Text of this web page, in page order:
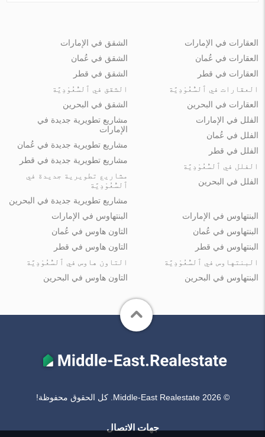
العقارات في الإمارات
العقارات في عُمان
العقارات في قطر
العقارات في ٱلسُّعُوْدِيَّة
العقارات في البحرين
الشقق في الإمارات
الشقق في عُمان
الشقق في قطر
الشقق في ٱلسُّعُوْدِيَّة
الشقق في البحرين
الفلل في الإمارات
الفلل في عُمان
الفلل في قطر
الفلل في ٱلسُّعُوْدِيَّة
الفلل في البحرين
مشاريع تطويرية جديدة في
الإمارات
مشاريع تطويرية جديدة في عُمان
مشاريع تطويرية جديدة في قطر
مشاريع تطويرية جديدة في
ٱلسُّعُوْدِيَّة
مشاريع تطويرية جديدة في البحرين
البنتهاوس في الإمارات
البنتهاوس في عُمان
البنتهاوس في قطر
البنتهاوس في ٱلسُّعُوْدِيَّة
البنتهاوس في البحرين
البنتهاوس في الإمارات
التاون هاوس في عُمان
التاون هاوس في قطر
التاون هاوس في ٱلسُّعُوْدِيَّة
التاون هاوس في البحرين
© Middle-East Realestate 2026. كل الحقوق محفوظة!
جهات الاتصال